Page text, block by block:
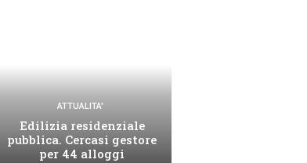
ATTUALITA'
Edilizia residenziale
pubblica. Cercasi gestore
per 44 alloggi